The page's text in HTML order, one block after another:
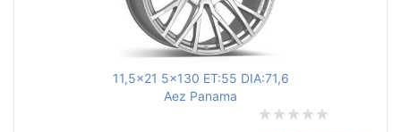
11,5x21 5x130 ET:55 DIA:71,6
Aez Panama